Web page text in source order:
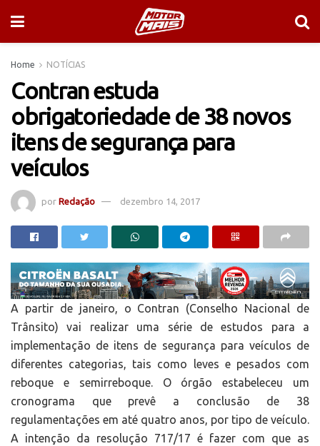
Home NOTÍCIAS
Contran estuda
obrigatoriedade de 38 novos
itens de segurança para
veículos
por Redação dezembro 14, 2017
A partir de janeiro, o Contran (Conselho Nacional de
Trânsito) vai realizar uma série de estudos para a
implementação de itens de segurança para veículos de
diferentes categorias, tais como leves e pesados com
reboque e semirreboque. O órgão estabeleceu um
cronograma que prevê a conclusão de 38
regulamentações em até quatro anos, por tipo de veículo.
A intenção da resolução 717/17 é fazer com que as